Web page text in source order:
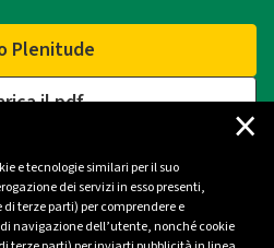
e tecnologie similari per il suo
dei servizi in esso presenti,
terze parti) per comprendere e
navigazione dell’utente, nonché cookie
×
Plenitude
il pdf